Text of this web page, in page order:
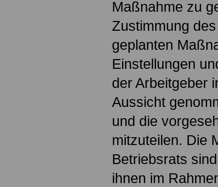
Maßnahme zu
Zustimmung
geplanten
Einstellungen
der Arbeitgeber
Aussicht
und die
mitzuteilen. Die
Betriebsrats
ihnen im